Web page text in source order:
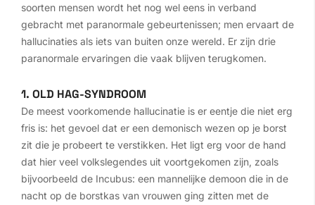
soorten mensen wordt het nog wel eens in verband
gebracht met paranormale gebeurtenissen; men ervaart de
hallucinaties als iets van buiten onze wereld. Er zijn drie
paranormale ervaringen die vaak blijven terugkomen.
1. OLD HAG-SYNDROOM
De meest voorkomende hallucinatie is er eentje die niet erg
fris is: het gevoel dat er een demonisch wezen op je borst
zit die je probeert te verstikken. Het ligt erg voor de hand
dat hier veel volkslegendes uit voortgekomen zijn, zoals
bijvoorbeeld de Incubus: een mannelijke demoon die in de
nacht op de borstkas van vrouwen ging zitten met de